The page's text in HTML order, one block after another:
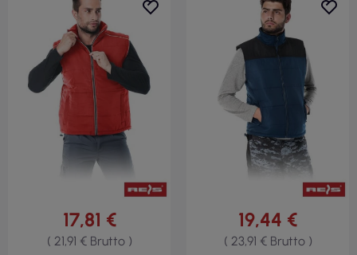
17,81 €
( 21,91 € Brutto )
19,44 €
( 23,91 € Brutto )